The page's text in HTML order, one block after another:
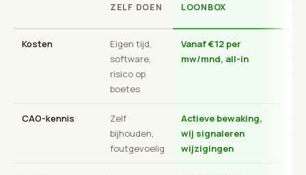
ZELF DOEN LOONBOX
Kosten
Eigen tijd,
software,
risico op
boetes
Vanaf €12 per
mw/mnd, all-in
CAO-kennis
Zelf
bijhouden,
foutgevoelig
Actieve bewaking,
wij signaleren
wijzigingen